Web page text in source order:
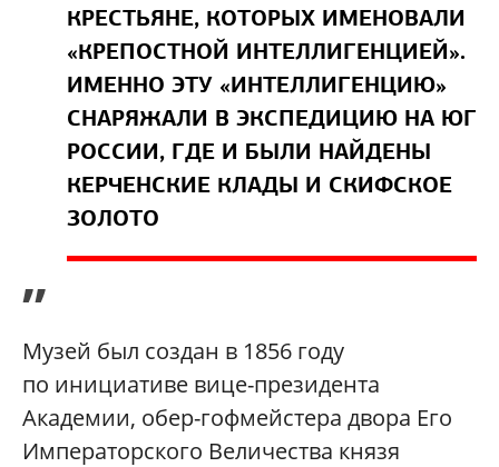
КРЕСТЬЯНЕ, КОТОРЫХ ИМЕНОВАЛИ
«КРЕПОСТНОЙ ИНТЕЛЛИГЕНЦИЕЙ».
ИМЕННО ЭТУ «ИНТЕЛЛИГЕНЦИЮ»
СНАРЯЖАЛИ В ЭКСПЕДИЦИЮ НА ЮГ
РОССИИ, ГДЕ И БЫЛИ НАЙДЕНЫ
КЕРЧЕНСКИЕ КЛАДЫ И СКИФСКОЕ
ЗОЛОТО
”
Музей был создан в 1856 году
по инициативе вице-президента
Академии, обер-гофмейстера двора Его
Императорского Величества князя